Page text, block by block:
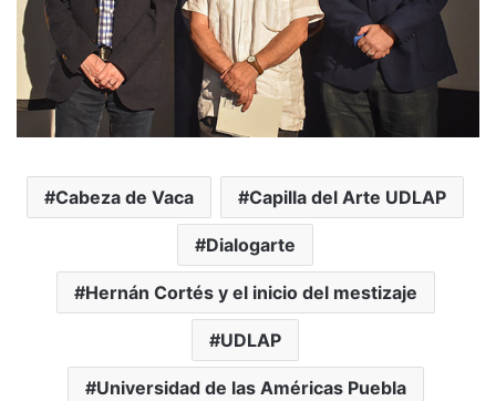
Cabeza de Vaca Capilla del Arte UDLAP
Dialogarte
Hernán Cortés y el inicio del mestizaje
UDLAP
Universidad de las Américas Puebla